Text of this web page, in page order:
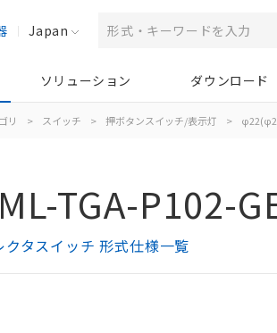
Japan
ソリューション ダウンロード
リ > スイッチ > 押ボタンスイッチ/表示灯 >
TGA-P102-
タスイッチ 形式仕様一覧